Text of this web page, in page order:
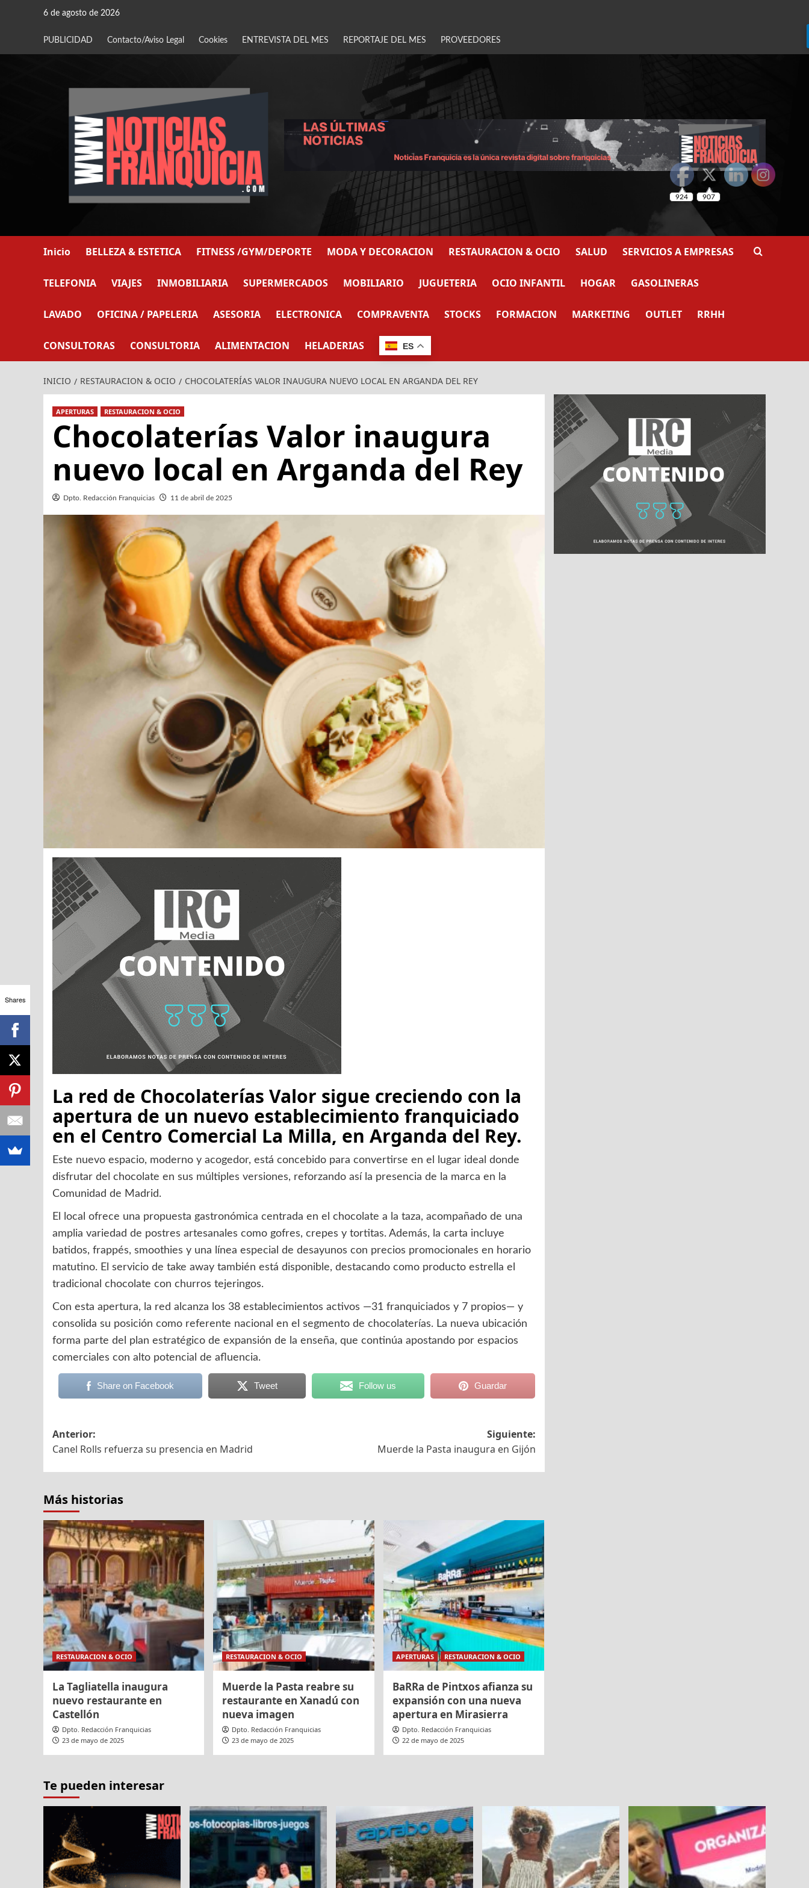
6 de agosto de 2026
PUBLICIDAD Contacto/Aviso Legal Cookies ENTREVISTA DEL MES REPORTAJE DEL MES PROVEEDORES
Inicio BELLEZA & ESTETICA FITNESS /GYM/DEPORTE MODA Y DECORACION RESTAURACION & OCIO SALUD SERVICIOS A EMPRESAS
TELEFONIA VIAJES INMOBILIARIA SUPERMERCADOS MOBILIARIO JUGUETERIA OCIO INFANTIL HOGAR GASOLINERAS
LAVADO OFICINA / PAPELERIA ASESORIA ELECTRONICA COMPRAVENTA STOCKS FORMACION MARKETING OUTLET RRHH
CONSULTORAS CONSULTORIA ALIMENTACION HELADERIAS ES
INICIO RESTAURACION & OCIO CHOCOLATERÍAS VALOR INAUGURA NUEVO LOCAL EN ARGANDA DEL REY
APERTURAS RESTAURACION & OCIO
Chocolaterías Valor inaugura
nuevo local en Arganda del Rey
Dpto. Redacción Franquicias 11 de abril de 2025
La red de Chocolaterías Valor sigue creciendo con la
apertura de un nuevo establecimiento franquiciado
en el Centro Comercial La Milla, en Arganda del Rey.
Este nuevo espacio, moderno y acogedor, está concebido para convertirse en el lugar ideal donde
disfrutar del chocolate en sus múltiples versiones, reforzando así la presencia de la marca en la
Comunidad de Madrid.
El local ofrece una propuesta gastronómica centrada en el chocolate a la taza, acompañado de una
amplia variedad de postres artesanales como gofres, crepes y tortitas. Además, la carta incluye
batidos, frappés, smoothies y una línea especial de desayunos con precios promocionales en horario
matutino. El servicio de take away también está disponible, destacando como producto estrella el
tradicional chocolate con churros tejeringos.
Con esta apertura, la red alcanza los 38 establecimientos activos —31 franquiciados y 7 propios— y
consolida su posición como referente nacional en el segmento de chocolaterías. La nueva ubicación
forma parte del plan estratégico de expansión de la enseña, que continúa apostando por espacios
comerciales con alto potencial de afluencia.
Share on Facebook Tweet Follow us Guardar
Navegación
de
entradas
Anterior:
Canel Rolls refuerza su presencia en Madrid
Siguiente:
Muerde la Pasta inaugura en Gijón
Más historias
RESTAURACION & OCIO
La Tagliatella inaugura
nuevo restaurante en
Castellón
Dpto. Redacción Franquicias
23 de mayo de 2025
RESTAURACION & OCIO
Muerde la Pasta reabre su
restaurante en Xanadú con
nueva imagen
Dpto. Redacción Franquicias
23 de mayo de 2025
APERTURAS RESTAURACION & OCIO
BaRRa de Pintxos afianza su
expansión con una nueva
apertura en Mirasierra
Dpto. Redacción Franquicias
22 de mayo de 2025
Te pueden interesar
Shares